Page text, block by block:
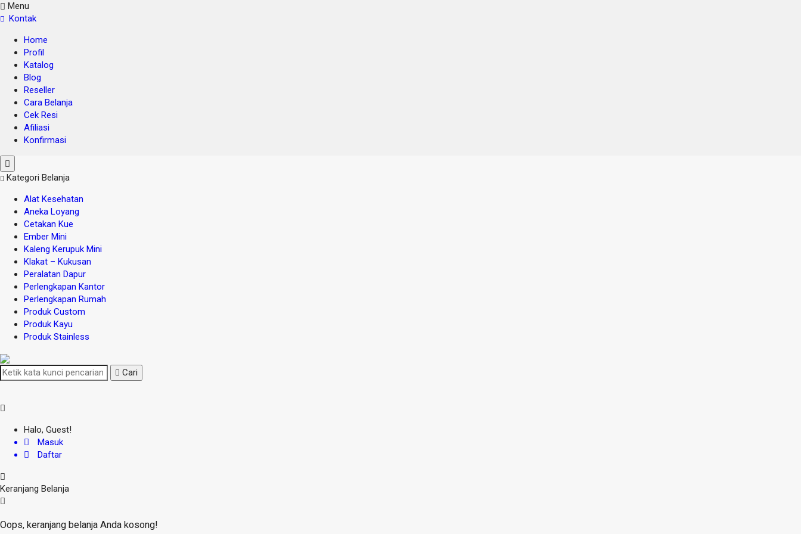
Menu
Kontak
Home
Profil
Katalog
Blog
Reseller
Cara Belanja
Cek Resi
Afiliasi
Konfirmasi
Kategori Belanja
Alat Kesehatan
Aneka Loyang
Cetakan Kue
Ember Mini
Kaleng Kerupuk Mini
Klakat – Kukusan
Peralatan Dapur
Perlengkapan Kantor
Perlengkapan Rumah
Produk Custom
Produk Kayu
Produk Stainless
Cari
Halo, Guest!
Masuk
Daftar
Keranjang Belanja
Oops, keranjang belanja Anda kosong!